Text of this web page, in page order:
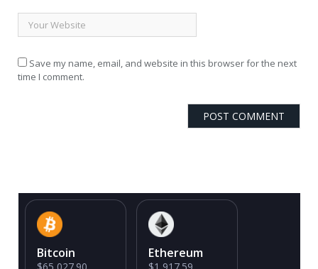
Save my name, email, and website in this browser for the next
time I comment.
Bitcoin
$65,027.90
Ethereum
$1,917.59